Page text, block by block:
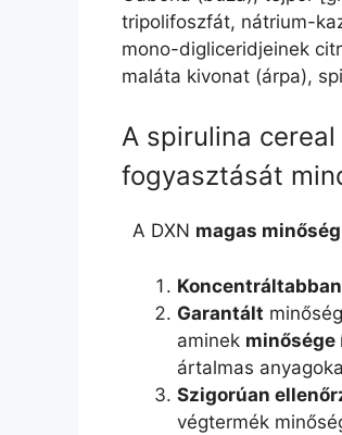
tripolifoszfát, nátrium-
mono-digliceridjeinek
maláta kivonat (árpa),
A spirulina cereal
fogyasztását
A DXN magas
Garantált
aminek minősége
ártalmas
Szigorúan
végtermék